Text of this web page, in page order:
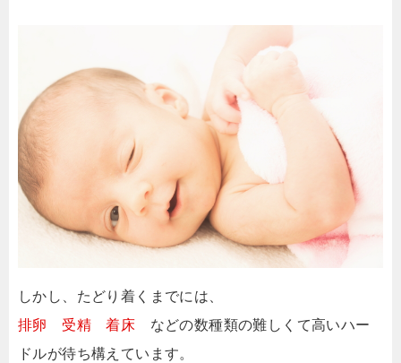
しかし、たどり着くまでには、
排卵
受精 着床 などの数種類の難しくて高いハー
ドルが待ち構えています。